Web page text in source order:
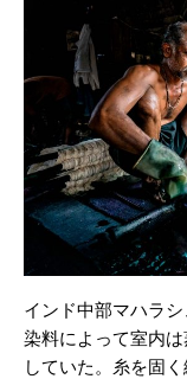
インド中部マハラ
染料によって室内
していた。糸を固